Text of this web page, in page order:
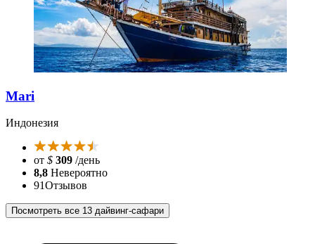
Mari
Индонезия
от $ 309 /день
8,8 Невероятно
91Отзывов
Посмотреть все 13 дайвинг-сафари